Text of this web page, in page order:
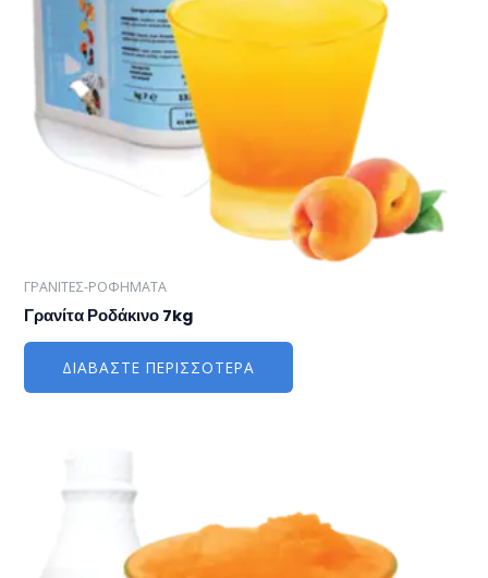
ΓΡΑΝΙΤΕΣ-ΡΟΦΗΜΑΤΑ
Γρανίτα Ροδάκινο 7kg
ΔΙΑΒΆΣΤΕ ΠΕΡΙΣΣΌΤΕΡΑ